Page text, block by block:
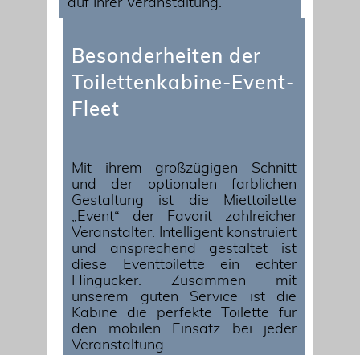
Besonderheiten der
Toilettenkabine-Event-
Fleet
Mit ihrem großzügigen Schnitt
und der optionalen farblichen
Gestaltung ist die Miettoilette
„Event“ der Favorit zahlreicher
Veranstalter. Intelligent konstruiert
und ansprechend gestaltet ist
diese Eventtoilette ein echter
Hingucker. Zusammen mit
unserem guten Service ist die
Kabine die perfekte Toilette für
den mobilen Einsatz bei jeder
Veranstaltung.